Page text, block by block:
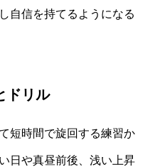
自信を持てるようになる
ドリル
短時間で旋回する練習か
日や真昼前後、浅い上昇